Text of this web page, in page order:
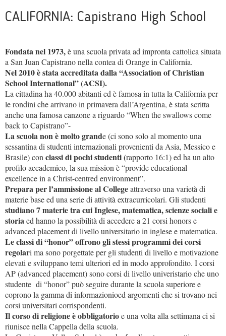
CALIFORNIA: Capistrano High School
Fondata nel 1973,è una scuola privata ad impronta cattolica situata
a San Juan Capistrano nella contea di Orange in California.
Nel 2010 è stata accreditata dalla “Association of Christian
School International” (ACSI).
La cittadina ha 40.000 abitanti ed è famosa in tutta la California per
le rondini che arrivano in primavera dall’Argentina, è stata scritta
anche una famosa canzone a riguardo “When the swallows come
back to Capistrano”-
La scuola non è molto grande (ci sono solo al momento una
sessantina di studenti internazionali provenienti da Asia, Messico e
Brasile) con classi di pochi studenti (rapporto 16:1) ed ha un alto
profilo accademico, la sua mission è “provide educational
excellence in a Christ-centred environment”.
Prepara per l’ammissione al Collegeattraverso una varietà di
materie base ed una serie di attività extracurricolari. Gli studenti
studiano 7 materie tra cui Inglese, matematica, scienze sociali e
storiaed hanno la possibilità di accedere a 21 corsi honors e
advanced placement di livello universitario in inglese e matematica.
Le classi di “honor” offrono gli stessi programmi dei corsi
regolari ma sono porgettate per gli studenti di livello e motivazione
elevati e sviluppano temi ulteriori ed in modo approfondito. I corsi
AP (advanced placement) sono corsi di livello univeristario che uno
studente di “honor” può seguire durante la scuola superiore e
coprono la gamma di informazionioed argomenti che si trovano nei
corsi universitari corrispondenti.
Il corso di religione è obbligatorioe una volta alla settimana ci si
riunisce nella Cappella della scuola.